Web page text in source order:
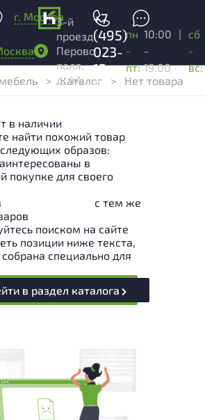
г. Москва
+7
(495)
023-
13-
03
3-й
проезд
Перово
поля,
д. 4А
пн
-
пт:
10:00
-
19:00
|
сб
-
вс:
> Каталог > Нет товара
в наличии
найти похожий товар
образов:
в
покупке для своего
с тем же
поиском на сайте
позиции ниже текста,
специально для
в раздел каталога